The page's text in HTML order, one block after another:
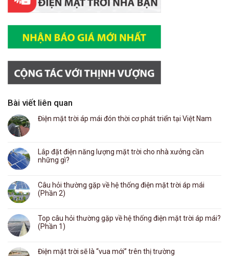
Bài viết liên quan
Điện mặt trời áp mái đón thời cơ phát triển tại Việt Nam
Lắp đặt điện năng lượng mặt trời cho nhà xưởng cần
những gì?
Câu hỏi thường gặp về hệ thống điện mặt trời áp mái
(Phần 2)
Top câu hỏi thường gặp về hệ thống điện mặt trời áp mái?
(Phần 1)
Điện mặt trời sẽ là “vua mới” trên thị trường